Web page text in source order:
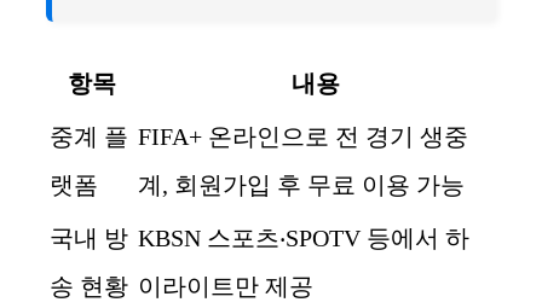
항목
내용
중계 플
랫폼
FIFA+ 온라인으로 전 경기 생중
계, 회원가입 후 무료 이용 가능
국내 방
송 현황
KBSN 스포츠‧SPOTV 등에서 하
이라이트만 제공